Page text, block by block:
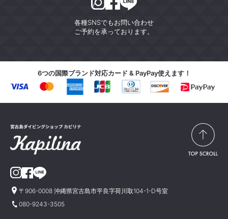
各種SNSでもお問い合わせ
ご予約を承っております。
6つの国際ブランド対応カード & PayPay使えます！
〒906-0008 沖縄県宮古島市平良字荷川取104-1-D号室
080-9243-3505